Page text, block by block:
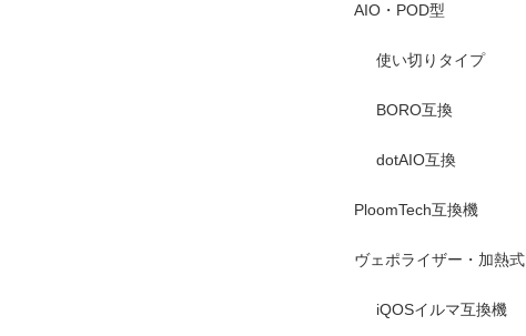
AIO・POD型
使い切りタイプ
BORO互換
dotAIO互換
PloomTech互換機
ヴェポライザー・加熱式
iQOSイルマ互換機